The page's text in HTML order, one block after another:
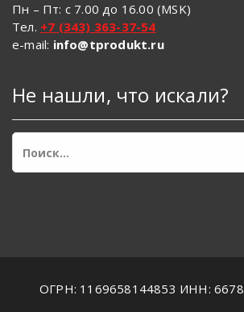
Пн – Пт: с 7.00 до 16.00 (MSK)
Тел. +7 (343) 363-37-54
e-mail: info@tprodukt.ru
Не нашли, что искали?
Найти:
ОГРН: 1169658144853 ИНН: